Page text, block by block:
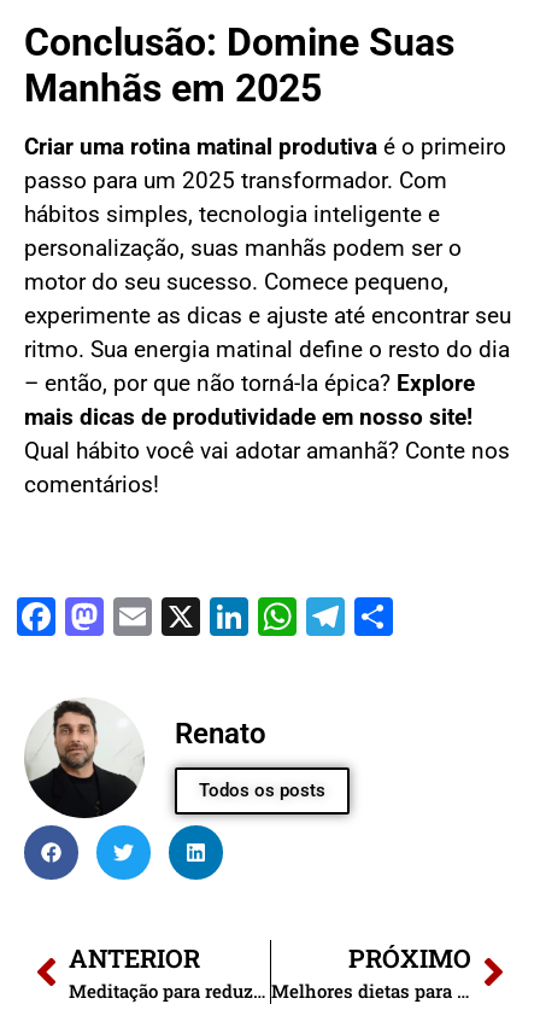
Conclusão: Domine Suas
Manhãs em 2025
Criar uma rotina matinal produtiva é o primeiro
passo para um 2025 transformador. Com
hábitos simples, tecnologia inteligente e
personalização, suas manhãs podem ser o
motor do seu sucesso. Comece pequeno,
experimente as dicas e ajuste até encontrar seu
ritmo. Sua energia matinal define o resto do dia
– então, por que não torná-la épica? Explore
mais dicas de produtividade em nosso site!
Qual hábito você vai adotar amanhã? Conte nos
comentários!
Facebook
Mastodon
Email
X LinkedIn
WhatsApp
Telegram
Renato
Todos os posts
ANTERIOR
Meditação para reduzir o estresse: 7 técnicas práticas
PRÓXIMO
Melhores dietas para 2025: mediterrânea, flexitariana e cetogênica.